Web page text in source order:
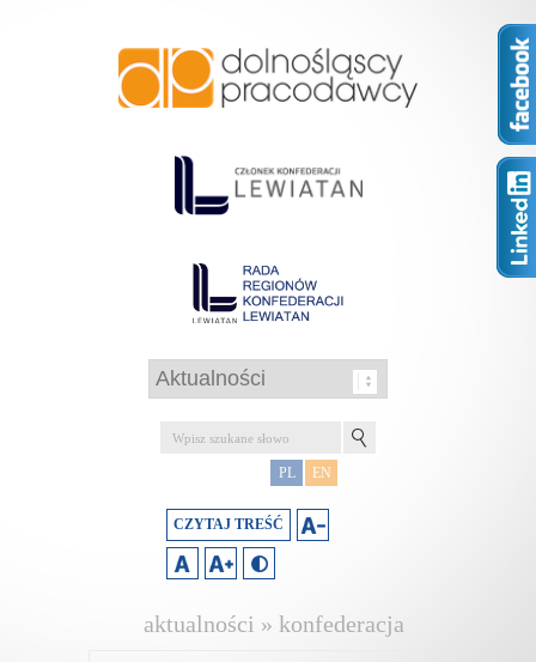
PL EN
CZYTAJ TREŚĆ
aktualności » konfederacja